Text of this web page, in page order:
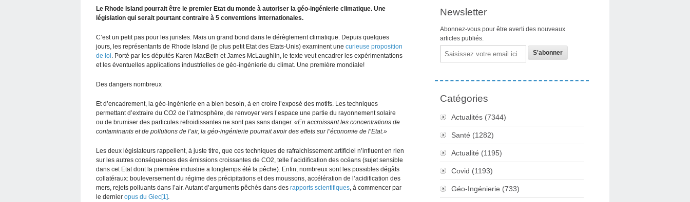
Le Rhode Island pourrait être le premier Etat du monde à autoriser la géo-ingénierie climatique. Une
législation qui serait pourtant contraire à 5 conventions internationales.
C’est un petit pas pour les juristes. Mais un grand bond dans le dérèglement climatique. Depuis quelques
jours, les représentants de Rhode Island (le plus petit Etat des Etats-Unis) examinent une curieuse proposition
de loi. Porté par les députés Karen MacBeth et James McLaughlin, le texte veut encadrer les expérimentations
et les éventuelles applications industrielles de géo-ingénierie du climat. Une première mondiale!
Des dangers nombreux
Et d’encadrement, la géo-ingénierie en a bien besoin, à en croire l’exposé des motifs. Les techniques
permettant d’extraire du CO2 de l’atmosphère, de renvoyer vers l’espace une partie du rayonnement solaire
ou de brumiser des particules refroidissantes ne sont pas sans danger. «En accroissant les concentrations de
contaminants et de pollutions de l’air, la géo-ingénierie pourrait avoir des effets sur l’économie de l’Etat.»
Les deux législateurs rappellent, à juste titre, que ces techniques de rafraichissement artificiel n’influent en rien
sur les autres conséquences des émissions croissantes de CO2, telle l’acidification des océans (sujet sensible
dans cet Etat dont la première industrie a longtemps été la pêche). Enfin, nombreux sont les possibles dégâts
collatéraux: bouleversement du régime des précipitations et des moussons, accélération de l’acidification des
mers, rejets polluants dans l’air. Autant d’arguments pêchés dans des rapports scientifiques, à commencer par
le dernier opus du Giec[1].
Newsletter
Abonnez-vous pour être averti des nouveaux
articles publiés.
Email
Catégories
Actualités (7344)
Santé (1282)
Actualité (1195)
Covid (1193)
Géo-Ingénierie (733)